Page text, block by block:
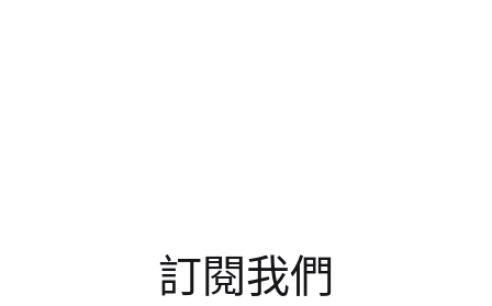
訂閱我們